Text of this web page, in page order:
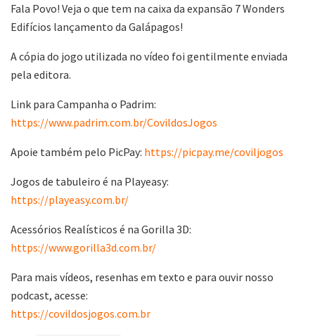
Fala Povo! Veja o que tem na caixa da expansão 7 Wonders
Edifícios lançamento da Galápagos!
A cópia do jogo utilizada no vídeo foi gentilmente enviada
pela editora.
Link para Campanha o Padrim:
https://www.padrim.com.br/CovildosJogos
Apoie também pelo PicPay: https://picpay.me/coviljogos
Jogos de tabuleiro é na Playeasy:
https://playeasy.com.br/
Acessórios Realísticos é na Gorilla 3D:
https://www.gorilla3d.com.br/
Para mais vídeos, resenhas em texto e para ouvir nosso
podcast, acesse:
https://covildosjogos.com.br